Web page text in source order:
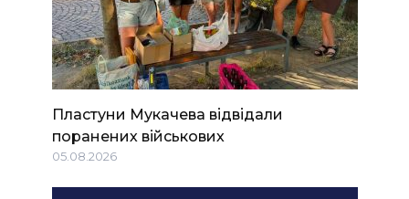
Пластуни Мукачева відвідали
поранених військових
05.08.2026